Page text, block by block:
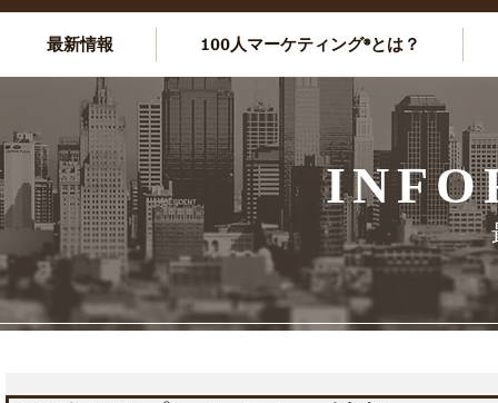
最新情報 100人マーケティング®とは？